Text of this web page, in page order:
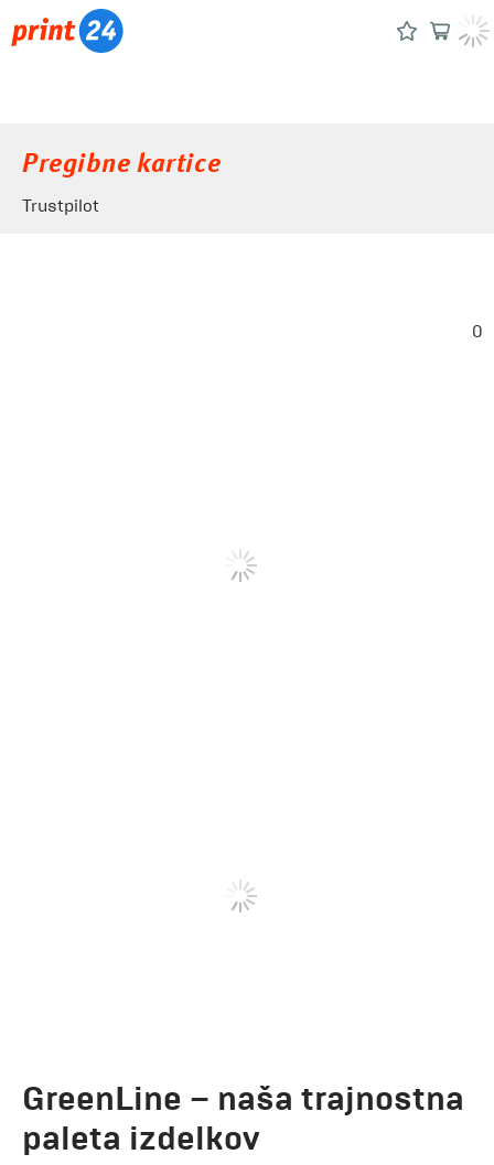
Pregibne kartice
Trustpilot
0
GreenLine – naša trajnostna
paleta izdelkov